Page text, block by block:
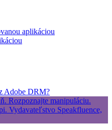
aplikáciou
Adobe DRM?